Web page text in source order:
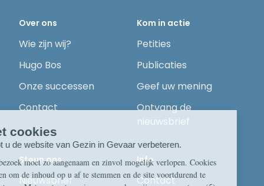
Over ons
Wie zijn wij?
Hugo Bos
Onze successen
Contact
Kom in actie
Petities
Publicaties
Geef uw mening
Ontvang de
nieuwsbrief
Steun ons
Nieuwsbrief
Info
Contact